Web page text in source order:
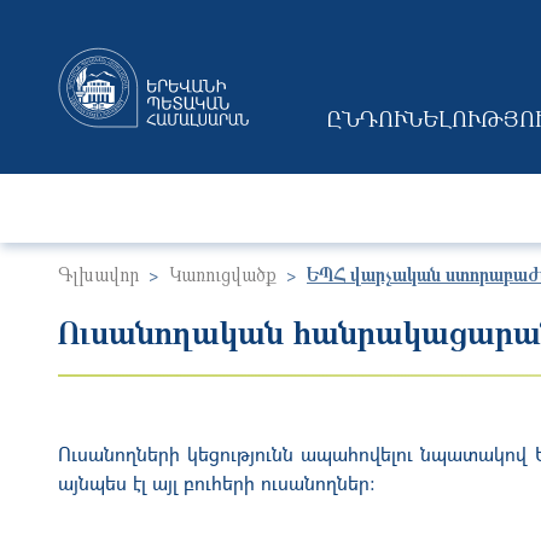
MAIN
Գլխավոր Կառուցվածք ԵՊՀ վարչական
Ուսանողական
Ուսանողների կեցությունն ապահովելու
այնպես էլ այլ բուհերի ուսանողներ: